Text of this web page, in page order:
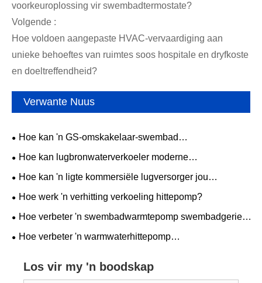
voorkeuroplossing vir swembadtermostate?
Volgende :
Hoe voldoen aangepaste HVAC-vervaardiging aan
unieke behoeftes van ruimtes soos hospitale en dryfkoste
en doeltreffendheid?
Verwante Nuus
Hoe kan 'n GS-omskakelaar-swembad
warmwaterverhittingspomp energiedoeltreffendheid
Hoe kan lugbronwaterverkoeler moderne
energiedoeltreffendheid verbeter?
Hoe kan 'n ligte kommersiële lugversorger jou
besigheidsomgewing transformeer?
Hoe werk 'n verhitting verkoeling hittepomp?
Hoe verbeter 'n swembadwarmtepomp swembadgerief
en energiedoeltreffendheid?
Hoe verbeter 'n warmwaterhittepomp
Los vir my 'n boodskap